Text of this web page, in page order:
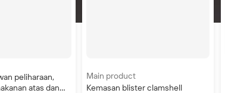
peliharaan,
atas dan
Main product
Kemasan blister clamshell